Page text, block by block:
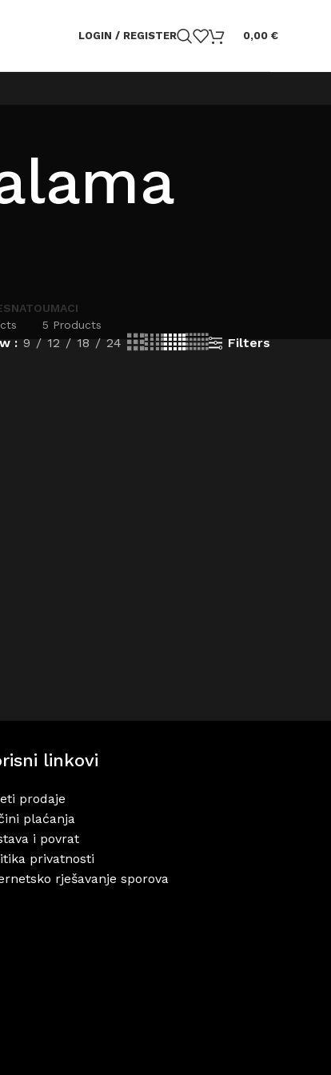
LOGIN / REGISTER 0,00 €
UMACI
5 Products
9 12 18 24 Filters
linkovi
prodaje
plaćanja
i povrat
privatnosti
rješavanje sporova